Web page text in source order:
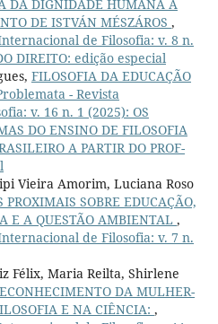
DA DIGNIDADE HUMANA A
DE ISTVÁN MÉSZÁROS ,
de Filosofia: v. 8 n.
DIREITO: edição especial
FILOSOFIA DA EDUCAÇÃO
- Revista
v. 16 n. 1 (2025): OS
DO ENSINO DE FILOSOFIA
A PARTIR DO PROF-
Vieira Amorim, Luciana Roso
PROXIMAIS SOBRE EDUCAÇÃO,
E A QUESTÃO AMBIENTAL ,
de Filosofia: v. 7 n.
Félix, Maria Reilta, Shirlene
DA MULHER-
E NA CIÊNCIA: ,